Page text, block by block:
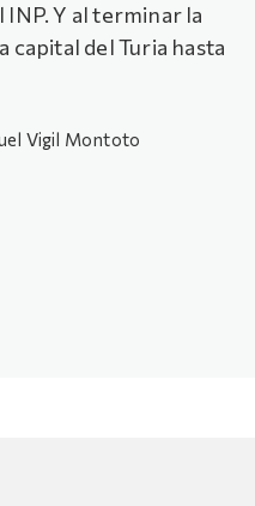
Y al terminar la
capital del Turia hasta
Vigil Montoto